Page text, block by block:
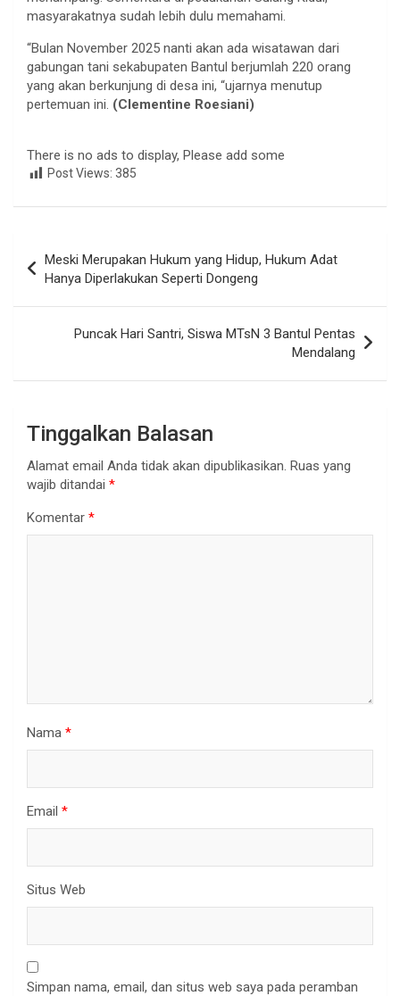
masyarakatnya sudah lebih dulu memahami.
“Bulan November 2025 nanti akan ada wisatawan dari
gabungan tani sekabupaten Bantul berjumlah 220 orang
yang akan berkunjung di desa ini, “ujarnya menutup
pertemuan ini. (Clementine Roesiani)
There is no ads to display, Please add some
Post Views: 385
pos
Meski Merupakan Hukum yang Hidup, Hukum Adat
Hanya Diperlakukan Seperti Dongeng
Puncak Hari Santri, Siswa MTsN 3 Bantul Pentas
Mendalang
Tinggalkan Balasan
Alamat email Anda tidak akan dipublikasikan. Ruas yang
wajib ditandai *
Komentar *
Nama *
Email *
Situs Web
Simpan nama, email, dan situs web saya pada peramban